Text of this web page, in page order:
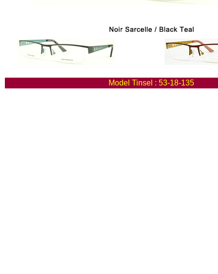
Model Tinsel : 53-18-135